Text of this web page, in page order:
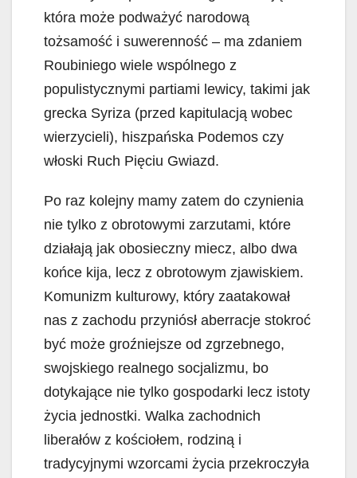
która może podważyć narodową
tożsamość i suwerenność – ma zdaniem
Roubiniego wiele wspólnego z
populistycznymi partiami lewicy, takimi jak
grecka Syriza (przed kapitulacją wobec
wierzycieli), hiszpańska Podemos czy
włoski Ruch Pięciu Gwiazd.
Po raz kolejny mamy zatem do czynienia
nie tylko z obrotowymi zarzutami, które
działają jak obosieczny miecz, albo dwa
końce kija, lecz z obrotowym zjawiskiem.
Komunizm kulturowy, który zaatakował
nas z zachodu przyniósł aberracje stokroć
być może groźniejsze od zgrzebnego,
swojskiego realnego socjalizmu, bo
dotykające nie tylko gospodarki lecz istoty
życia jednostki. Walka zachodnich
liberałów z kościołem, rodziną i
tradycyjnymi wzorcami życia przekroczyła